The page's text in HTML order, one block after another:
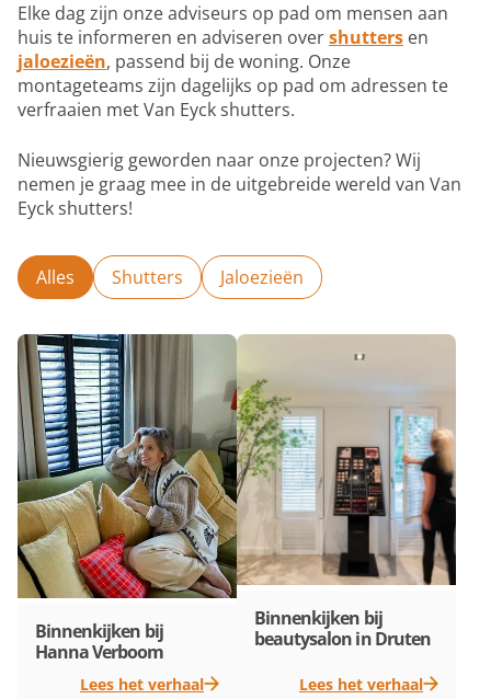
Elke dag zijn onze adviseurs op pad om mensen aan
huis te informeren en adviseren overshutters en
jaloezieën, passend bij de woning. Onze
montageteams zijn dagelijks op pad om adressen te
verfraaien met Van Eyck shutters.
Nieuwsgierig geworden naar onze projecten? Wij
nemen je graag mee in de uitgebreide wereld van Van
Eyck shutters!
Alles Shutters Jaloezieën
Binnenkijken bij
Hanna Verboom
Lees het verhaal
Binnenkijken bij
beautysalon in Druten
Lees het verhaal